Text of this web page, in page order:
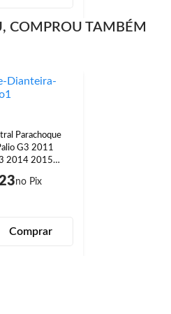
COMPROU TAMBÉM
Parachoque
G3 2011
2014 2015
2010 2011
Comprar